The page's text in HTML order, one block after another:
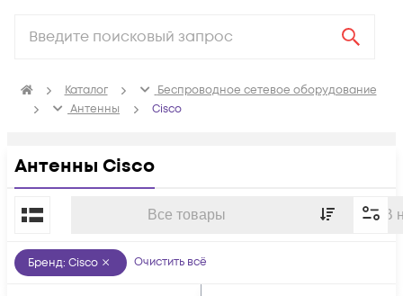
Каталог
Беспроводное сетевое оборудование
Антенны
Cisco
Антенны Cisco
Все товары В
По популярности
Бренд: Cisco Очистить всё